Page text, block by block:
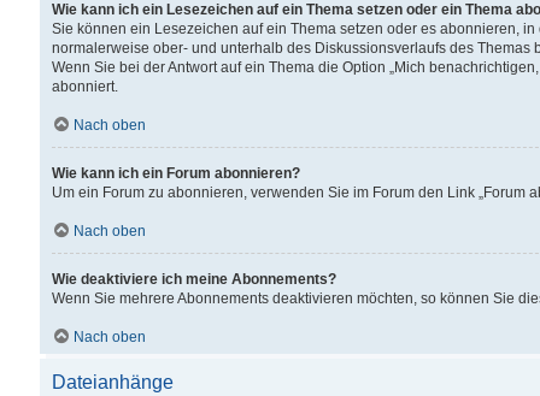
Wie kann ich ein Lesezeichen auf ein Thema setzen oder ein Thema
Sie können ein Lesezeichen auf ein Thema setzen oder es abonnieren,
normalerweise ober- und unterhalb des Diskussionsverlaufs des Themas
Wenn Sie bei der Antwort auf ein Thema die Option „Mich
abonniert.
Nach oben
Wie kann ich ein Forum abonnieren?
Um ein Forum zu abonnieren, verwenden Sie im Forum den Link „Forum
Nach oben
Wie deaktiviere ich meine Abonnements?
Wenn Sie mehrere Abonnements deaktivieren möchten, so können Sie
Nach oben
Dateianhänge